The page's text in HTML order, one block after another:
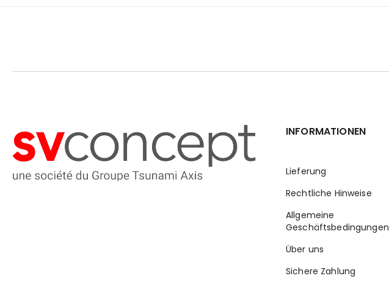
INFORMATIONEN
Lieferung
Rechtliche Hinweise
Allgemeine
Geschäftsbedingungen
Über uns
Sichere Zahlung